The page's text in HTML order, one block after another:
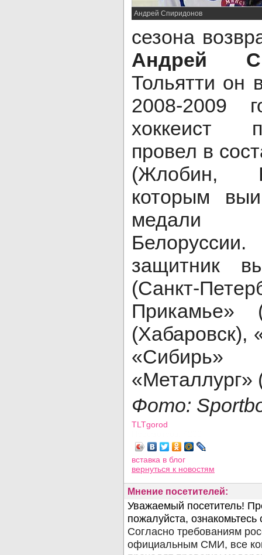
Андрей Спиридонов
сезона
Андрей
Тольятти он
2008-2009
хоккеист
провел в
(Жлобин,
которым
медали
защитник
(Санкт-
Прикамье»
(Хабаровск),
«Сибирь»
«Металлург»
Фото:
TLTgorod
вставка в блог
вернуться к новостям
Мнение посетителей: